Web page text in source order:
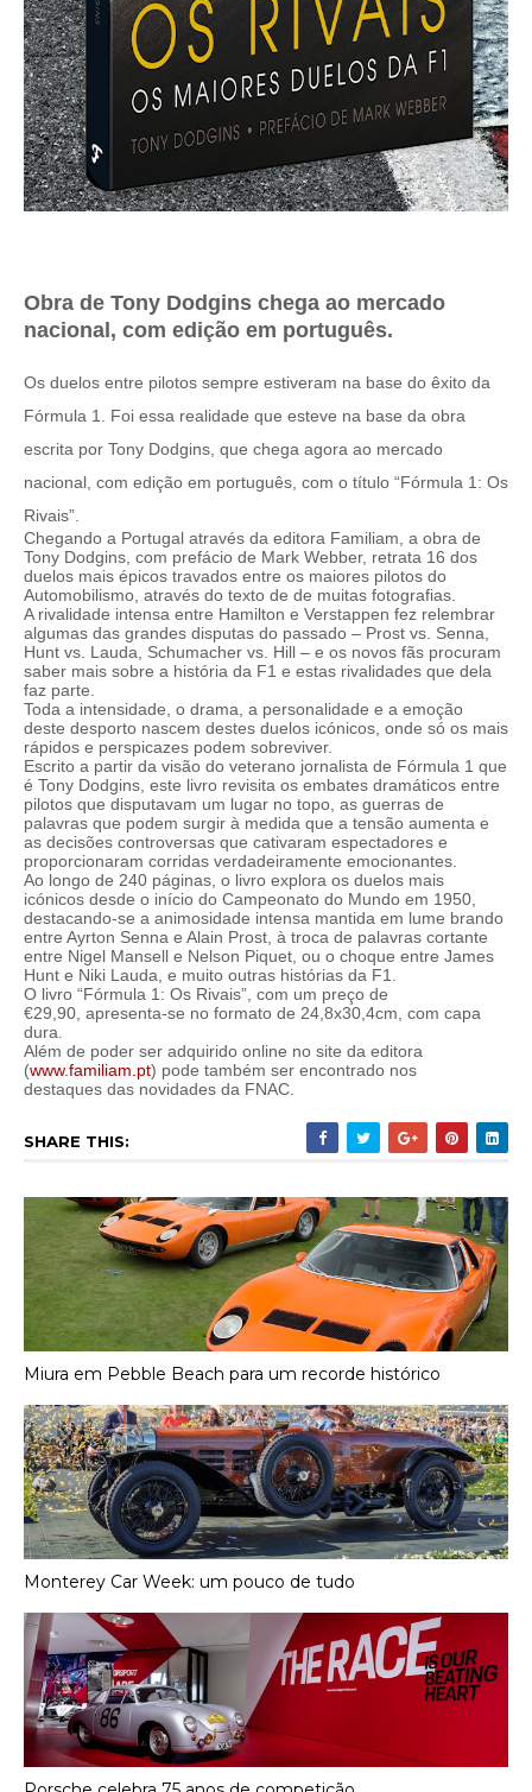
Obra de Tony Dodgins chega ao mercado
nacional, com edição em português.
Os duelos entre pilotos sempre estiveram na base do êxito da
Fórmula 1. Foi essa realidade que esteve na base da obra
escrita por Tony Dodgins, que chega agora ao mercado
nacional, com edição em português, com o título “Fórmula 1: Os
Rivais”.
Chegando a Portugal através da editora Familiam, a obra de
Tony Dodgins, com prefácio de Mark Webber, retrata 16 dos
duelos mais épicos travados entre os maiores pilotos do
Automobilismo, através do texto de de muitas fotografias.
A rivalidade intensa entre Hamilton e Verstappen fez relembrar
algumas das grandes disputas do passado – Prost vs. Senna,
Hunt vs. Lauda, Schumacher vs. Hill – e os novos fãs procuram
saber mais sobre a história da F1 e estas rivalidades que dela
faz parte.
Toda a intensidade, o drama, a personalidade e a emoção
deste desporto nascem destes duelos icónicos, onde só os mais
rápidos e perspicazes podem sobreviver.
Escrito a partir da visão do veterano jornalista de Fórmula 1 que
é Tony Dodgins, este livro revisita os embates dramáticos entre
pilotos que disputavam um lugar no topo, as guerras de
palavras que podem surgir à medida que a tensão aumenta e
as decisões controversas que cativaram espectadores e
proporcionaram corridas verdadeiramente emocionantes.
Ao longo de 240 páginas, o livro explora os duelos mais
icónicos desde o início do Campeonato do Mundo em 1950,
destacando-se a animosidade intensa mantida em lume brando
entre Ayrton Senna e Alain Prost, à troca de palavras cortante
entre Nigel Mansell e Nelson Piquet, ou o choque entre James
Hunt e Niki Lauda, e muito outras histórias da F1.
O livro “Fórmula 1: Os Rivais”, com um preço de
€29,90, apresenta-se no formato de 24,8x30,4cm, com capa
dura.
Além de poder ser adquirido online no site da editora
(www.familiam.pt) pode também ser encontrado nos
destaques das novidades da FNAC.
SHARE THIS:
Miura em Pebble Beach para um recorde histórico
Monterey Car Week: um pouco de tudo